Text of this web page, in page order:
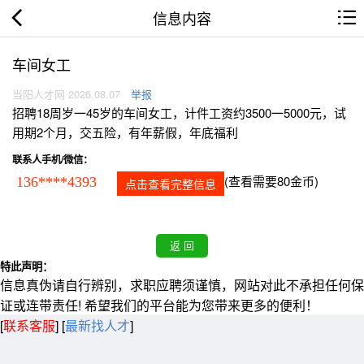
信息内容
车间女工
当阳人才网 2026.08.07 举报
招聘18周岁一45岁的车间女工，计件工资约3500一5000元，试
用期2个月，交五险，有年薪假，年底福利
联系人手机/微信：
136****4393 点击查看完整信息 (查看需要80金币)
特此声明：
信息真伪请自行辨别，求职应聘须谨慎，网站对此不承担任何保
证或连带责任! 希望我们的平台能为您带来更多的便利！
[联系客服] [最新找人才]